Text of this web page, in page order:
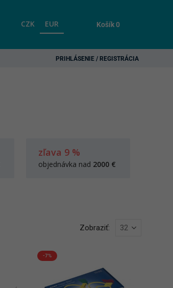
CZK EUR Košík0
PRIHLÁSENIE / REGISTRÁCIA
zľava 9 %
objednávka nad 2000 €
Zobraziť:
-7%